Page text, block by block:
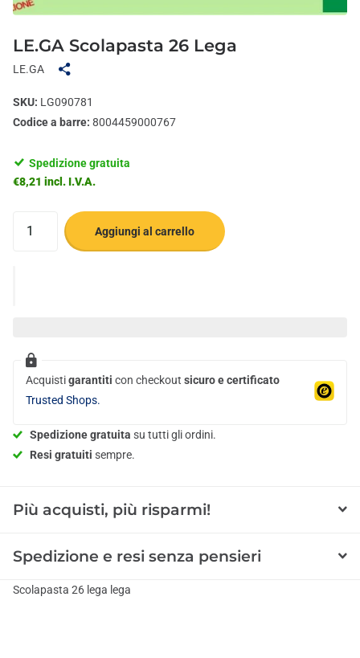
LE.GA Scolapasta 26 Lega
LE.GA
SKU: LG090781
Codice a barre: 8004459000767
Spedizione gratuita
€8,21 incl. I.V.A.
Aggiungi al carrello
Acquistigarantiti con checkout sicuro e certificato
Trusted Shops.
Spedizione gratuita su tutti gli ordini.
Resi gratuiti sempre.
Più acquisti, più risparmi!
Spedizione e resi senza pensieri
Scolapasta 26 lega lega